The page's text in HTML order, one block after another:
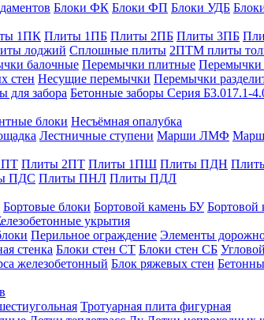
Блоки ФК Блоки ФП Блоки УДБ
1ПК Плиты 1ПБ Плиты 2ПБ Плиты 3ПБ
лоджий Сплошные плиты 2ПТМ плиты
балочные Перемычки плитные Перемычки
стен Несущие перемычки Перемычки
для забора Бетонные заборы Серия Б3.017.1-
блоки Несъёмная опалубка
Лестничные ступени Марши ЛМФ
Плиты 2ПТ Плиты 1ПШ Плиты ПДН
ПДС Плиты ПНЛ Плиты ПДЛ
Бортовые блоки Бортовой камень БУ Бортовой
укрытия
Перильное ограждение Элементы
стенка Блоки стен СТ Блоки стен СБ
железобетонный Блок ряжевых стен
Тротуарная плита фигурная